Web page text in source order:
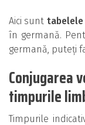
Aici sunt tabelele
în germană.
germană, puteți
Conjugarea
timpurile
Timpurile